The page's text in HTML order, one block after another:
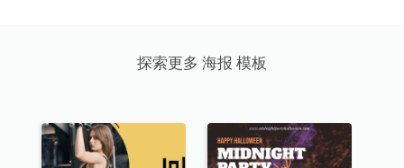
探索更多 海报 模板